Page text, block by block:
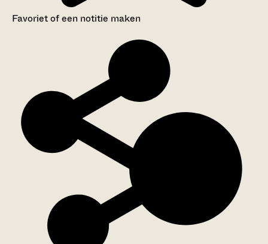
Favoriet of een notitie maken